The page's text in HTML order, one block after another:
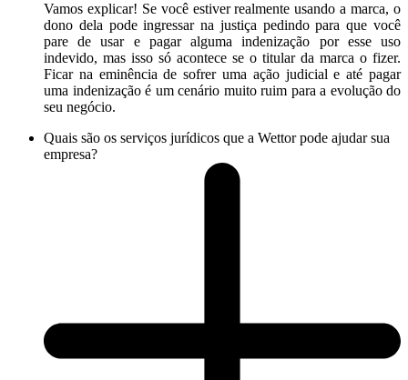
Vamos explicar! Se você estiver realmente usando a marca, o
dono dela pode ingressar na justiça pedindo para que você
pare de usar e pagar alguma indenização por esse uso
indevido, mas isso só acontece se o titular da marca o fizer.
Ficar na eminência de sofrer uma ação judicial e até pagar
uma indenização é um cenário muito ruim para a evolução do
seu negócio.
Quais são os serviços jurídicos que a Wettor pode ajudar sua
empresa?